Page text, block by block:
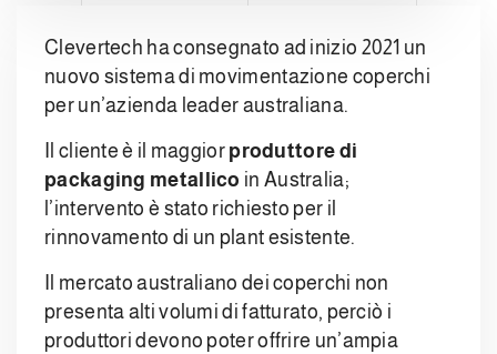
Clevertech ha consegnato ad inizio 2021 un
nuovo sistema di movimentazione coperchi
per un’azienda leader australiana.
Il cliente è il maggior produttore di
packaging metallico in Australia;
l’intervento è stato richiesto per il
rinnovamento di un plant esistente.
Il mercato australiano dei coperchi non
presenta alti volumi di fatturato, perciò i
produttori devono poter offrire un’ampia